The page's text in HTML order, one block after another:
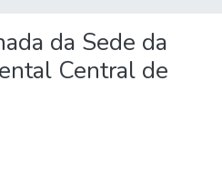
da Sede da
Central de